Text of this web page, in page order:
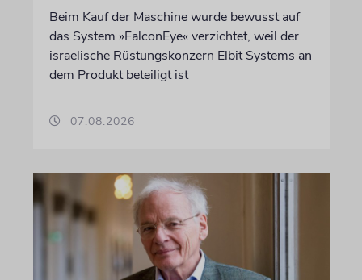
Beim Kauf der Maschine wurde bewusst auf
das System »FalconEye« verzichtet, weil der
israelische Rüstungskonzern Elbit Systems an
dem Produkt beteiligt ist
07.08.2026